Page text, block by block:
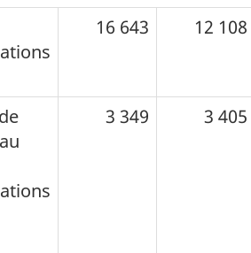
16 643 12 108
3 349 3 405